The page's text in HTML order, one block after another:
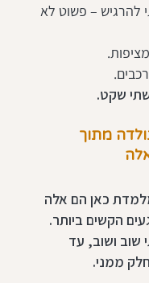
להרגיש – פשוט לא
שקט.
מתוך
כאן הם אלה
הקשים ביותר.
שוב ושוב, עד
ממני.